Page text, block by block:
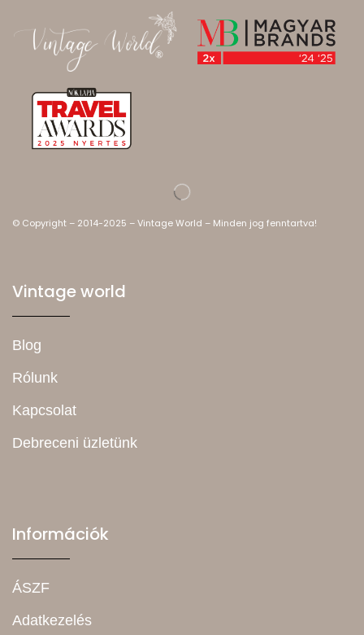
© Copyright – 2014-2025 – Vintage World – Minden jog fenntartva!
Vintage world
Blog
Rólunk
Kapcsolat
Debreceni üzletünk
Információk
ÁSZF
Adatkezelés